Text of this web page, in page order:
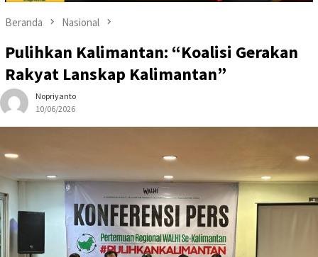
Beranda Nasional
Pulihkan Kalimantan: “Koalisi Gerakan
Rakyat Lanskap Kalimantan”
Nopriyanto
10/06/2026